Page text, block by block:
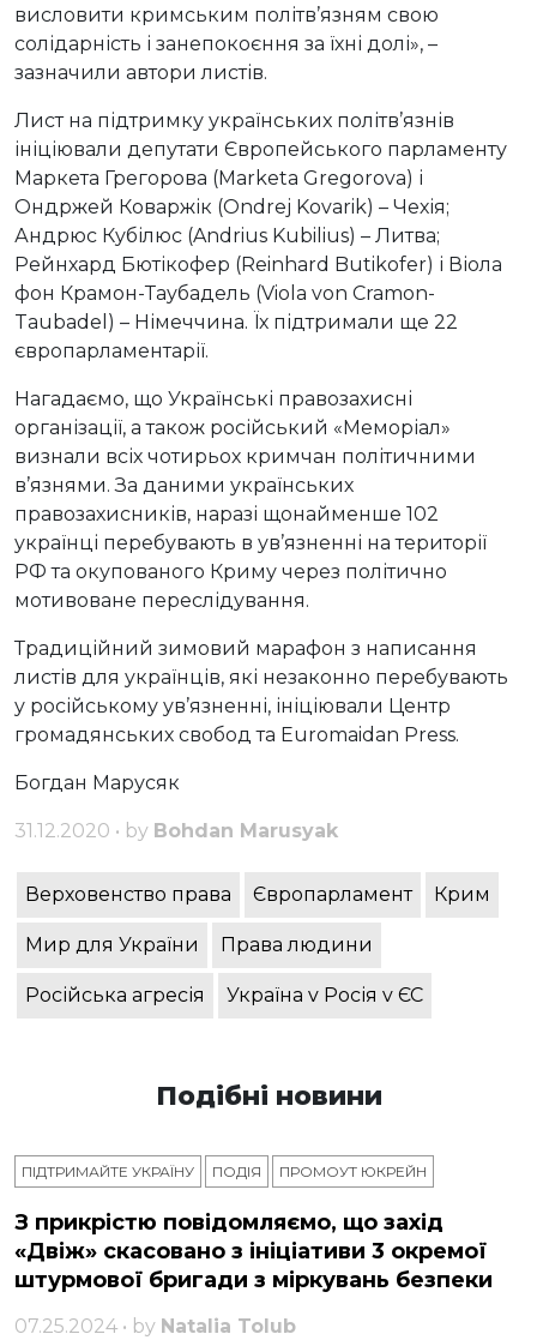
висловити кримським політв’язням свою
солідарність і занепокоєння за їхні долі», –
зазначили автори листів.
Лист на підтримку українських політв’язнів
ініціювали депутати Європейського парламенту
Маркета Грегорова (Marketa Gregorova) і
Ондржей Коваржік (Ondrej Kovarik) – Чехія;
Андрюс Кубілюс (Andrius Kubilius) – Литва;
Рейнхард Бютікофер (Reinhard Butikofer) і Віола
фон Крамон-Таубадель (Viola von Cramon-
Taubadel) – Німеччина. Їх підтримали ще 22
європарламентарії.
Нагадаємо, що Українські правозахисні
організації, а також російський «Меморіал»
визнали всіх чотирьох кримчан політичними
в’язнями. За даними українських
правозахисників, наразі щонайменше 102
українці перебувають в ув’язненні на території
РФ та окупованого Криму через політично
мотивоване переслідування.
Традиційний зимовий марафон з написання
листів для українців, які незаконно перебувають
у російському ув’язненні, ініціювали Центр
громадянських свобод та Euromaidan Press.
Богдан Марусяк
31.12.2020 • by Bohdan Marusyak
Верховенство права Європарламент Крим
Мир для України Права людини
Російська агресія Україна v Росія v ЄС
Подібні новини
ПІДТРИМАЙТЕ УКРАЇНУ ПОДІЯ ПРОМОУТ ЮКРЕЙН
З прикрістю повідомляємо, що захід
«Двіж» скасовано з ініціативи 3 окремої
штурмової бригади з міркувань безпеки
07.25.2024 • by Natalia Tolub